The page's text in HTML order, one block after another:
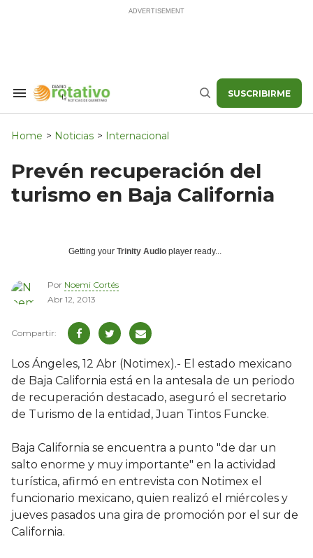
Search
Navigation
Buscar SUSCRIBIRME
Home > Noticias > Internacional
Prevén recuperación del
turismo en Baja California
Getting your Trinity Audio player ready...
Por Noemi Cortés
Abr 12, 2013
Los Ángeles, 12 Abr (Notimex).- El estado mexicano
de Baja California está en la antesala de un periodo
de recuperación destacado, aseguró el secretario
de Turismo de la entidad, Juan Tintos Funcke.
Baja California se encuentra a punto "de dar un
salto enorme y muy importante" en la actividad
turística, afirmó en entrevista con Notimex el
funcionario mexicano, quien realizó el miércoles y
jueves pasados una gira de promoción por el sur de
California.